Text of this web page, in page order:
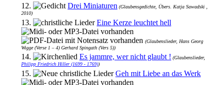
12. Drei Miniaturen (Glaubensgedichte, Übers. Katja Sawadski ,
2010)
13. Eine Kerze leuchtet hell
(Glaubenslieder, Hans Georg
Wigge (Verse 1 – 4) Gerhard Spingath (Vers 5))
14. Es jammre, wer nicht glaubt ! (Glaubenslieder,
Philipp Friedrich Hiller (1699 - 1769))
15. Geh mit Liebe an das Werk